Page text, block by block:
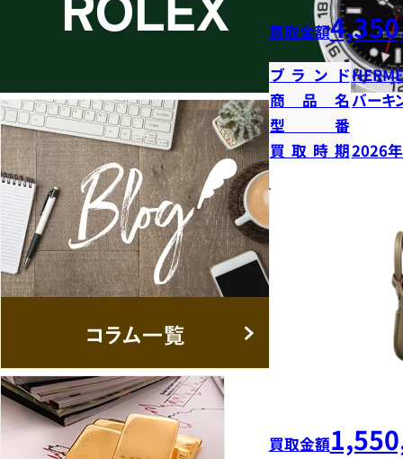
買取金額
ブランド
商品名バーキ
型番
買取時期2026
買取金額